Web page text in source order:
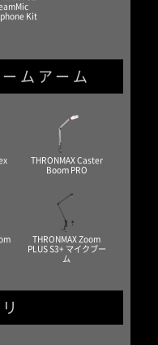
Kit
ムアーム
THRONMAX Caster
Boom PRO
THRONMAX Zoom
PLUS S3+ マイクブー
ム